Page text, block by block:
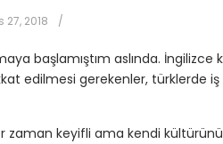
27, 2018 /
başlamıştım aslında. İngilizce
edilmesi gerekenler, türklerde
zaman keyifli ama kendi